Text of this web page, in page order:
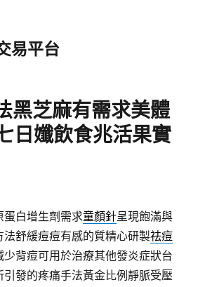
易平台
黑芝麻有需求美體
日孅飲食兆活果實
蛋白增生劑需求童顏針呈現飽滿與
法舒緩痘痘有感的質精心研製祛痘
少背痘可用於治療其他發炎症狀台
引發的疼痛手法黃金比例靜脈受壓